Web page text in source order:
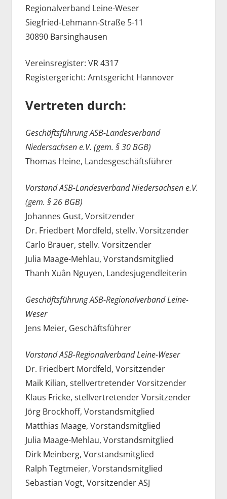
Regionalverband Leine-Weser
Siegfried-Lehmann-Straße 5-11
30890 Barsinghausen
Vereinsregister: VR 4317
Registergericht: Amtsgericht Hannover
Vertreten durch:
Geschäftsführung ASB-Landesverband
Niedersachsen e.V. (gem. § 30 BGB)
Thomas Heine, Landesgeschäftsführer
Vorstand ASB-Landesverband Niedersachsen e.V.
(gem. § 26 BGB)
Johannes Gust, Vorsitzender
Dr. Friedbert Mordfeld, stellv. Vorsitzender
Carlo Brauer, stellv. Vorsitzender
Julia Maage-Mehlau, Vorstandsmitglied
Thanh Xuân Nguyen, Landesjugendleiterin
Geschäftsführung ASB-Regionalverband Leine-
Weser
Jens Meier, Geschäftsführer
Vorstand ASB-Regionalverband Leine-Weser
Dr. Friedbert Mordfeld, Vorsitzender
Maik Kilian, stellvertretender Vorsitzender
Klaus Fricke, stellvertretender Vorsitzender
Jörg Brockhoff, Vorstandsmitglied
Matthias Maage, Vorstandsmitglied
Julia Maage-Mehlau, Vorstandsmitglied
Dirk Meinberg, Vorstandsmitglied
Ralph Tegtmeier, Vorstandsmitglied
Sebastian Vogt, Vorsitzender ASJ